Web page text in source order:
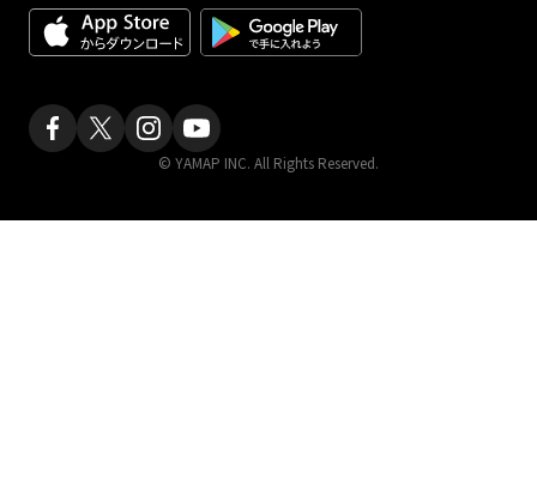
© YAMAP INC. All Rights Reserved.